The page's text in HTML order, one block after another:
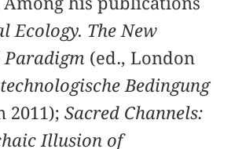
Ecology. The New
(ed., London
Bedingung
2011);Sacred Channels:
Illusion of